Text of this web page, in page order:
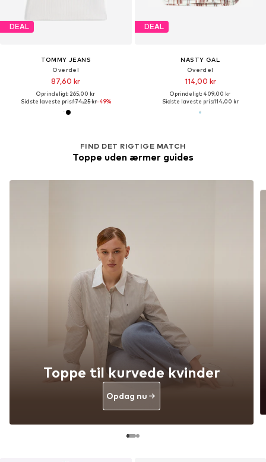
DEAL
TOMMY JEANS
Overdel
87,60 kr
Oprindeligt: 265,00 kr
Sidste laveste pris:174,25 kr-49%
DEAL
NASTY GAL
Overdel
114,00 kr
Oprindeligt: 409,00 kr
Sidste laveste pris:114,00 kr
FIND DET RIGTIGE MATCH
Toppe uden ærmer guides
Toppe til kurvede kvinder
Opdag nu